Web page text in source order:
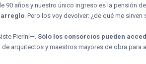
años y nuestro único ingreso es la pensión
arreglo. Pero los voy devolver: ¿de qué me
Pierini—. Sólo los consorcios pueden
arquitectos y maestros mayores de obra para